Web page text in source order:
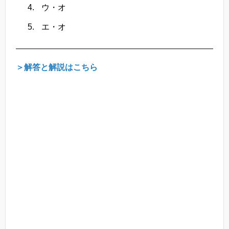
ウ・オ
エ・オ
＞解答と解説はこちら